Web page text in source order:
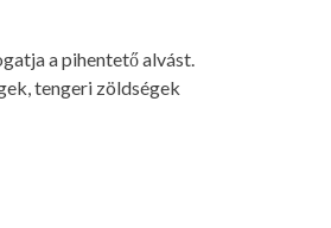
a pihentető alvást.
tengeri zöldségek